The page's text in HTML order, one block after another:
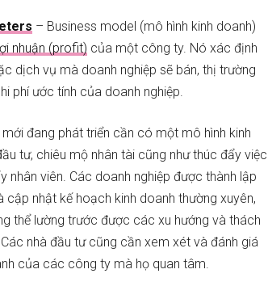
– Business model (mô hình kinh doanh)
nhuận (profit) của một công ty. Nó xác định
dịch vụ mà doanh nghiệp sẽ bán, thị trường
phí ước tính của doanh nghiệp.
đang phát triển cần có một mô hình kinh
tư, chiêu mộ nhân tài cũng như thúc đẩy việc
nhân viên. Các doanh nghiệp được thành lập
cập nhật kế hoạch kinh doanh thường xuyên,
thể lường trước được các xu hướng và thách
nhà đầu tư cũng cần xem xét và đánh giá
của các công ty mà họ quan tâm.